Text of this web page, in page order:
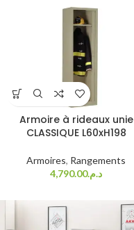
Armoire à rideaux unie
CLASSIQUE L60xH198
Armoires, Rangements
د.م.4,790.00